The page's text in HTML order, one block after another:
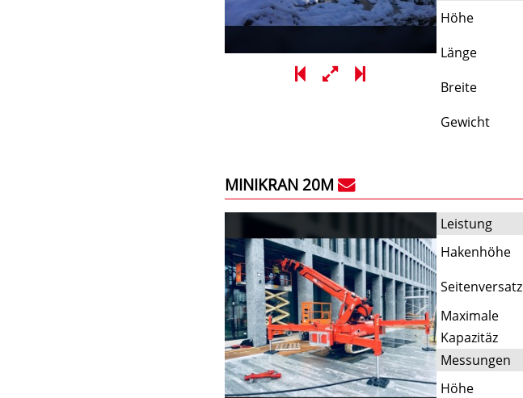
Höhe
Länge
Breite
Gewicht
MINIKRAN 20M
Leistung
Hakenhöhe
Seitenversatz
Maximale
Kapazitäz
Messungen
Höhe